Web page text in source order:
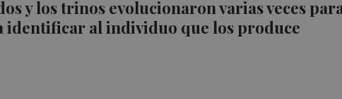
y los trinos evolucionaron varias veces
identificar al individuo que los produce